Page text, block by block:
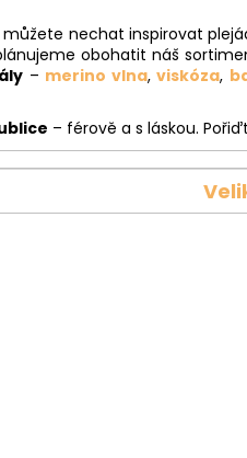
nechat inspirovat
obohatit náš
– merino vlna,viskóza,
– férově a s láskou.